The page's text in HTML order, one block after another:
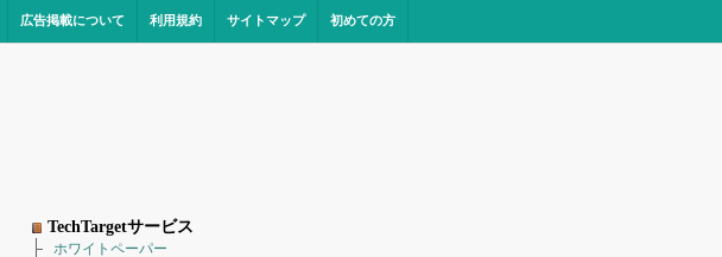
広告掲載について 利用規約 サイトマップ 初めての方
TechTargetサービス
ホワイトペーパー